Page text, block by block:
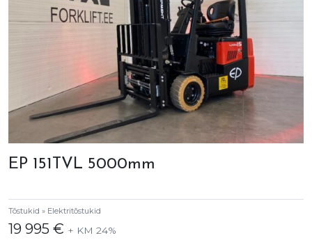
EP 151TVL 5000mm
Tõstukid » Elektritõstukid
19 995 € + KM 24%